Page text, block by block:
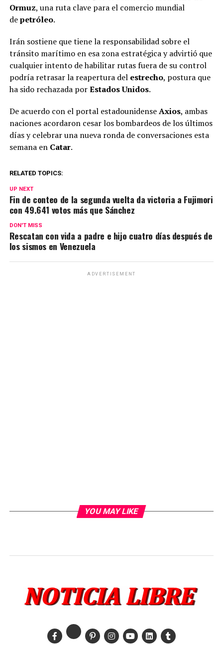
Ormuz, una ruta clave para el comercio mundial
depetróleo.
Irán sostiene que tiene la responsabilidad sobre el
tránsito marítimo en esa zona estratégica y advirtió que
cualquier intento de habilitar rutas fuera de su control
podría retrasar la reapertura del estrecho, postura que
ha sido rechazada porEstados Unidos.
De acuerdo con el portal estadounidenseAxios, ambas
naciones acordaron cesar los bombardeos de los últimos
días y celebrar una nueva ronda de conversaciones esta
semana en Catar.
RELATED TOPICS:
UP NEXT
Fin de conteo de la segunda vuelta da victoria a Fujimori
con 49.641 votos más que Sánchez
DON'T MISS
Rescatan con vida a padre e hijo cuatro días después de
los sismos en Venezuela
ADVERTISEMENT
YOU MAY LIKE